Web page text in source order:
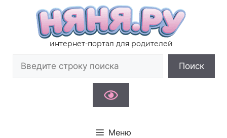
содержимому
интернет-портал для родителей
Поиск
Меню